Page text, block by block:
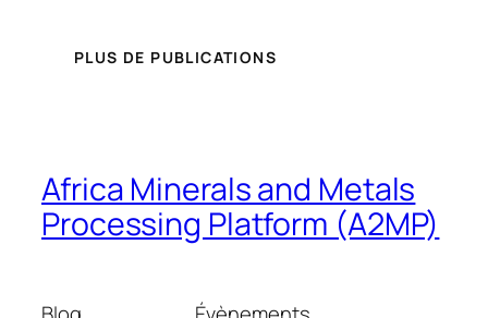
PLUS DE PUBLICATIONS
Africa Minerals and Metals
Processing Platform (A2MP)